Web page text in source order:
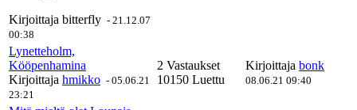
Kirjoittaja bitterfly - 21.12.07
00:38
Lynetteholm,
Kööpenhamina
Kirjoittaja hmikko - 05.06.21
23:21
2 Vastaukset
10150 Luettu
Kirjoittaja bonk
08.06.21 09:40